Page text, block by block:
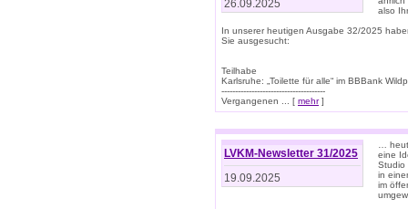
26.09.2025
also
In unserer heutigen Ausgabe 32/2025
Sie ausgesucht:
Teilhabe
Karlsruhe: „Toilette für alle“ im BBBank
--------------------------------------
Vergangenen ... [ mehr]
LVKM-Newsletter 31/2025
19.09.2025
…
eine
Studio
in
im